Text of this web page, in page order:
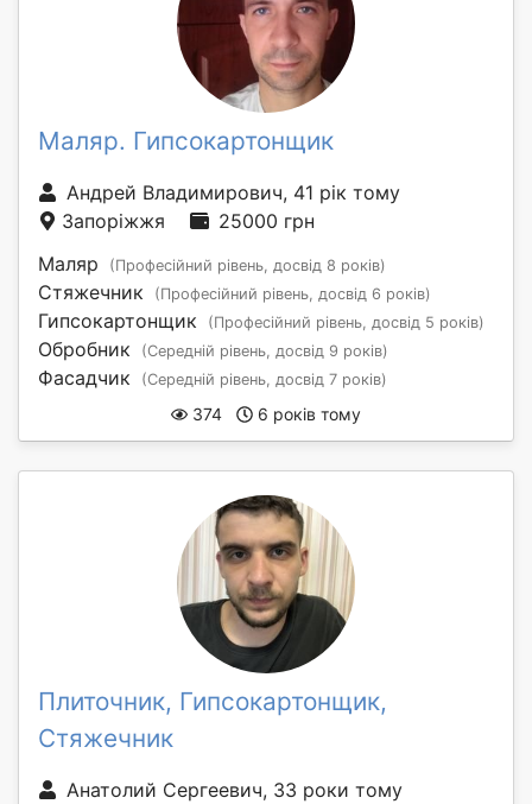
Маляр. Гипсокартонщик
Андрей Владимирович, 41 рік тому
Запоріжжя
25000 грн
Маляр
(Професійний рівень, досвід 8 років)
Стяжечник (Професійний рівень, досвід 6 років)
Гипсокартонщик (Професійний рівень, досвід 5 років)
Обробник (Середній рівень, досвід 9 років)
Фасадчик (Середній рівень, досвід 7 років)
374 6 років тому
Плиточник, Гипсокартонщик,
Стяжечник
Анатолий Сергеевич, 33 роки тому